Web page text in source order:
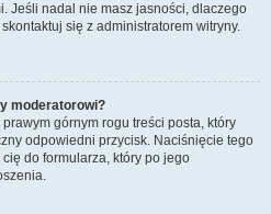
Jeśli nadal nie masz jasności, dlaczego
się z administratorem witryny.
moderatorowi?
górnym rogu treści posta, który
odpowiedni przycisk. Naciśnięcie tego
do formularza, który po jego